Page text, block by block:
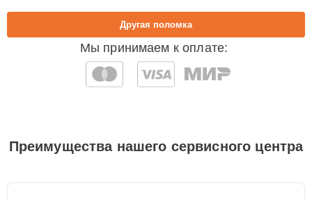
Мы принимаем к оплате:
Другая поломка
Преимущества нашего сервисного центра